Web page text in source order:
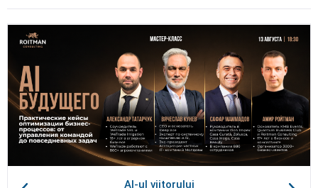
AI-ul viitorului